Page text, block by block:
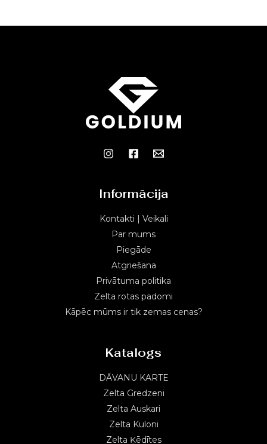
Informācija
Kontakti | Veikali
Par mums
Piegāde
Atgriešana
Privātuma politika
Zelta rotas padomi
Kāpēc mūms ir tik zemas cenas?
Katalogs
DĀVANU KARTE
Zelta Gredzeni
Zelta Auskari
Zelta Kuloni
Zelta Ķēdītes